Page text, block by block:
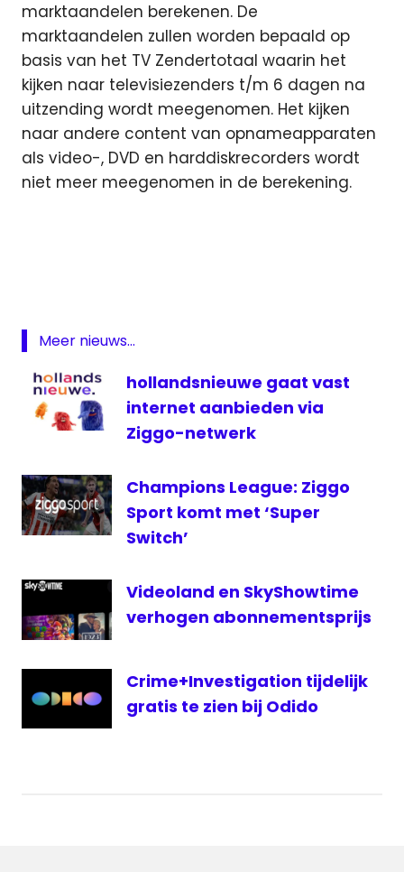
marktaandelen berekenen. De
marktaandelen zullen worden bepaald op
basis van het TV Zendertotaal waarin het
kijken naar televisiezenders t/m 6 dagen na
uitzending wordt meegenomen. Het kijken
naar andere content van opnameapparaten
als video-, DVD en harddiskrecorders wordt
niet meer meegenomen in de berekening.
Netflix
Kijkonderzoek
televisie
Videoland
Meer nieuws...
hollandsnieuwe gaat vast
internet aanbieden via
Ziggo-netwerk
Champions League: Ziggo
Sport komt met ‘Super
Switch’
Videoland en SkyShowtime
verhogen abonnementsprijs
Crime+Investigation tijdelijk
gratis te zien bij Odido